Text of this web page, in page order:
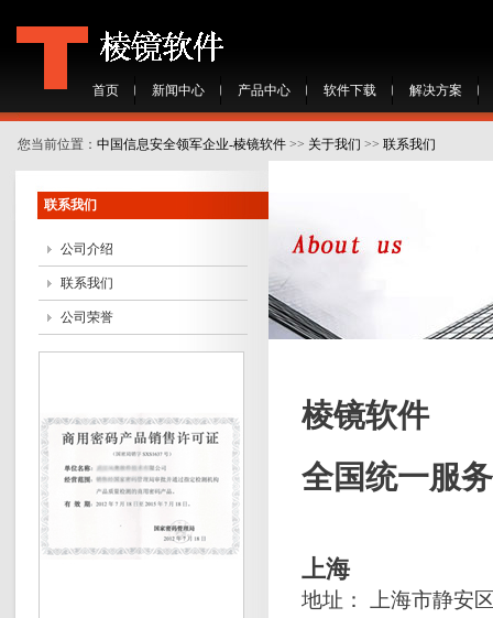
首页 新闻中心 产品中心 软件下载 解决方案
您当前位置： 中国信息安全领军企业-棱镜软件>> 关于我们 >> 联系我们
联系我们
公司介绍
联系我们
公司荣誉
棱镜软件
全国统一服
上海
地址： 上海市静安